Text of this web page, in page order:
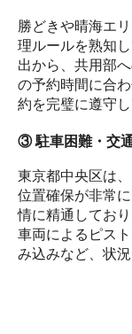
勝どきや晴海エ
理ルールを熟知
出から、共用部
の予約時間に合
約を完璧に遵守し
③ 駐車困難・交
東京都中央区は
位置確保が非常
情に精通してお
車両によるピス
み込みなど、状